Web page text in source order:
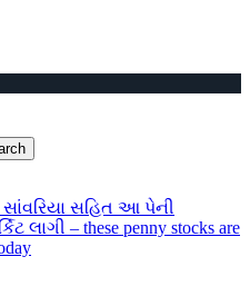
સાંવરિયા સહિત આ પેની
લાગી – these penny stocks are